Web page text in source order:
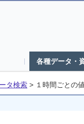
各種データ・
タ検索 > １時間ごとの